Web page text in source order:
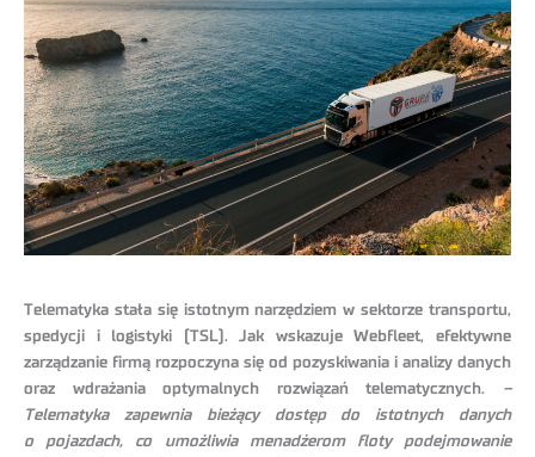
Telematyka stała się istotnym narzędziem w sektorze transportu,
spedycji i logistyki (TSL). Jak wskazuje Webfleet, efektywne
zarządzanie firmą rozpoczyna się od pozyskiwania i analizy danych
oraz wdrażania optymalnych rozwiązań telematycznych. –
Telematyka zapewnia bieżący dostęp do istotnych danych
o pojazdach, co umożliwia menadżerom floty podejmowanie